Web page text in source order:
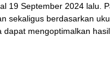
19 September 2024 lalu.
sekaligus berdasarkan
mengoptimalkan